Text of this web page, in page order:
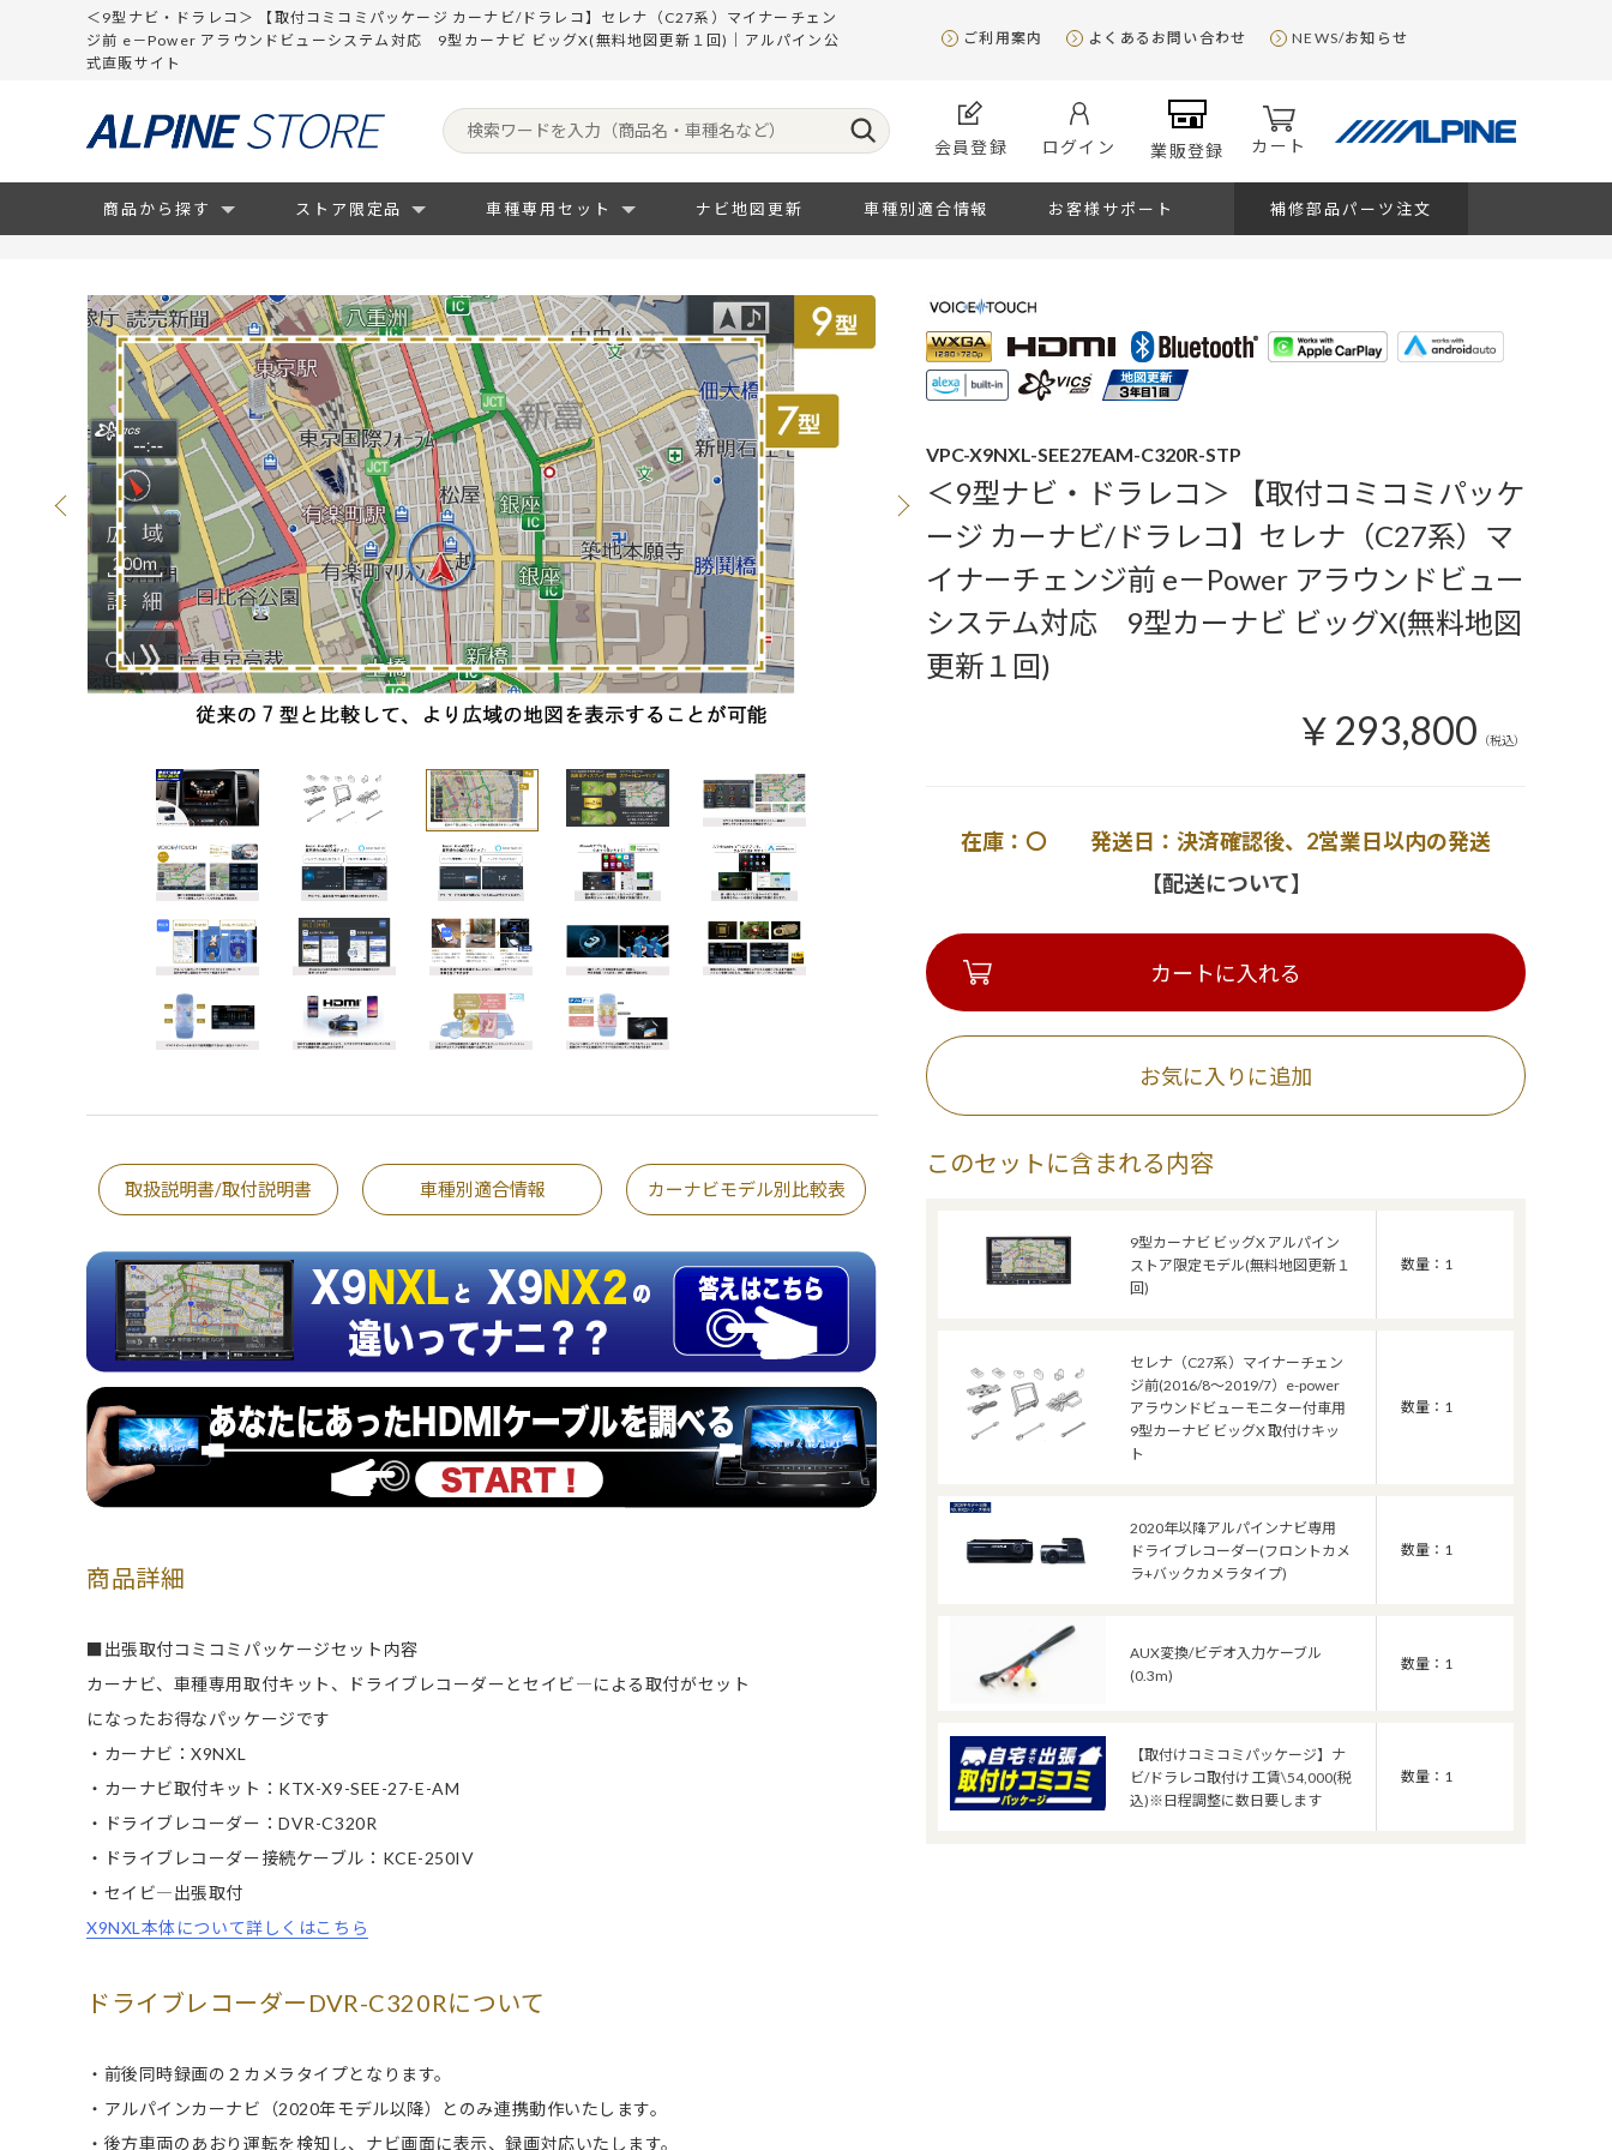
＜9型ナビ・ドラレコ＞ 【取付コミコミパッケージ カーナビ/ドラレコ】セレナ（C27系）マイナーチェン
ジ前 e－Power アラウンドビューシステム対応 9型カーナビ ビッグX(無料地図更新１回)｜アルパイン公
式直販サイト
ご利用案内 よくあるお問い合わせ NEWS/お知らせ
会員登録 ログイン 業販登録 カート
商品から探す ストア限定品 車種専用セット ナビ地図更新 車種別適合情報 お客様サポート 補修部品パーツ注文
取扱説明書/取付説明書 車種別適合情報 カーナビモデル別比較表
商品詳細
■出張取付コミコミパッケージセット内容
カーナビ、車種専用取付キット、ドライブレコーダーとセイビ―による取付がセット
になったお得なパッケージです
・カーナビ：X9NXL
・カーナビ取付キット：KTX-X9-SEE-27-E-AM
・ドライブレコーダー：DVR-C320R
・ドライブレコーダー接続ケーブル：KCE-250IV
・セイビ―出張取付
X9NXL本体について詳しくはこちら
ドライブレコーダーDVR-C320Rについて
・前後同時録画の２カメラタイプとなります。
・アルパインカーナビ（2020年モデル以降）とのみ連携動作いたします。
・後方車両のあおり運転を検知し、ナビ画面に表示、録画対応いたします。
VPC-X9NXL-SEE27EAM-C320R-STP
＜9型ナビ・ドラレコ＞ 【取付コミコミパッケ
ージ カーナビ/ドラレコ】セレナ（C27系）マ
イナーチェンジ前 e－Power アラウンドビュー
システム対応 9型カーナビ ビッグX(無料地図
更新１回)
￥293,800 （税込）
在庫：〇 発送日：決済確認後、2営業日以内の発送
【配送について】
カートに入れる
このセットに含まれる内容
9型カーナビ ビッグX アルパイン
ストア限定モデル(無料地図更新１
回)
数量：1
セレナ（C27系）マイナーチェン
ジ前(2016/8～2019/7）e-power
アラウンドビューモニター付車用
9型カーナビ ビッグX 取付けキッ
ト
数量：1
2020年以降アルパインナビ専用
ドライブレコーダー(フロントカメ
ラ+バックカメラタイプ)
数量：1
AUX変換/ビデオ入力ケーブル
(0.3m)
数量：1
【取付けコミコミパッケージ】ナ
ビ/ドラレコ取付け 工賃\54,000(税
込)※日程調整に数日要します
数量：1
お気に入りに追加